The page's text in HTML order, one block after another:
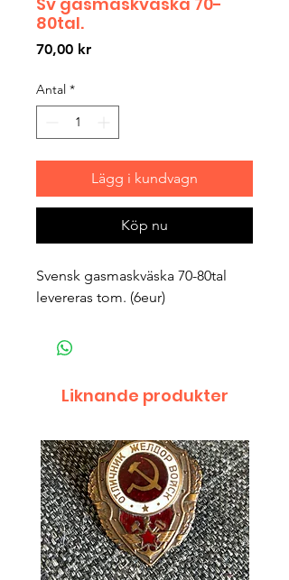
80tal.
70,00 krPris
Antal *
Lägg i kundvagn
Köp nu
Svensk gasmaskväska 70-80tal
levereras tom. (6eur)
Liknande produkter